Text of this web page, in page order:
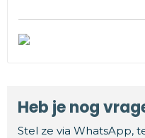
Heb je nog
Stel ze via WhatsApp,